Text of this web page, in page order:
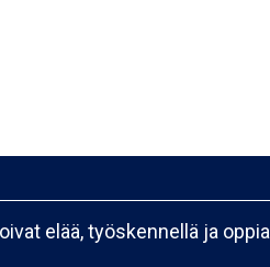
elää, työskennellä ja oppia